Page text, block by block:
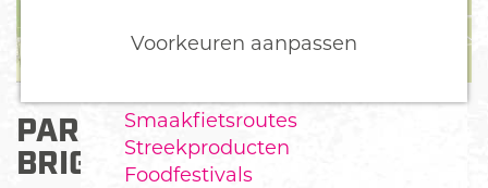
Voorkeuren aanpassen
e
p
g
e
Wekerom
Smaakfietsroutes
Streekproducten
Foodfestivals
PARKEERPLAATS P-VELUWE
BRIGADELAAN